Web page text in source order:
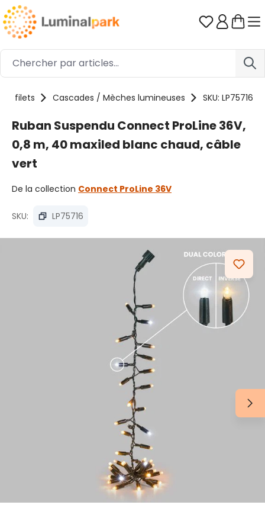
Passer au contenu principal Vous avez
et filets Cascades / Mèches lumineuses SKU: LP75716
Ruban Suspendu Connect ProLine 36V,
0,8 m, 40 maxiled blanc chaud, câble
vert
De la collection Connect ProLine 36V
SKU: LP75716